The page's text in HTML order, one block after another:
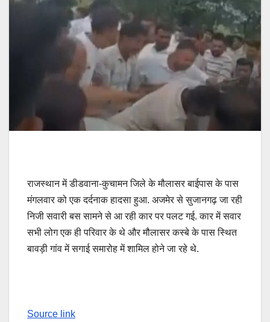
राजस्थान में डीडवाना-कुचामन जिले के मौलासर बाईपास के पास
मंगलवार को एक दर्दनाक हादसा हुआ. अजमेर से सुजानगढ़ जा रही
निजी सवारी बस सामने से आ रही कार पर पलट गई. कार में सवार
सभी लोग एक ही परिवार के थे और मौलासर कस्बे के पास स्थित
बावड़ी गांव में सगाई समारोह में शामिल होने जा रहे थे.
Source link